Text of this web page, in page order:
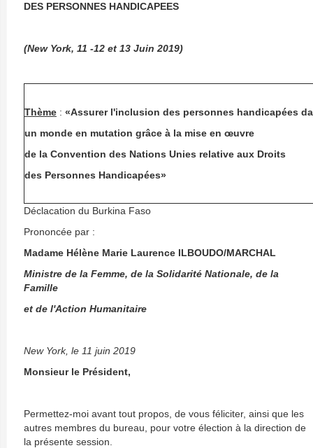
DES PERSONNES HANDICAPEES
(New York, 11 -12 et 13 Juin 2019)
Thème: «Assurer l'inclusion des personnes handicapées
un monde en mutation grâce à la mise en œuvre
de la Convention des Nations Unies relative aux Droits
des Personnes Handicapées»
Déclacation du Burkina Faso
Prononcée par :
Madame Hélène Marie Laurence ILBOUDO/MARCHAL
Ministre de la Femme, de la Solidarité Nationale, de la
Famille
et de l'Action Humanitaire
New York, le 11 juin 2019
Monsieur le Président,
Permettez-moi avant tout propos, de vous féliciter, ainsi que les
autres membres du bureau, pour votre élection à la direction de
la présente session.